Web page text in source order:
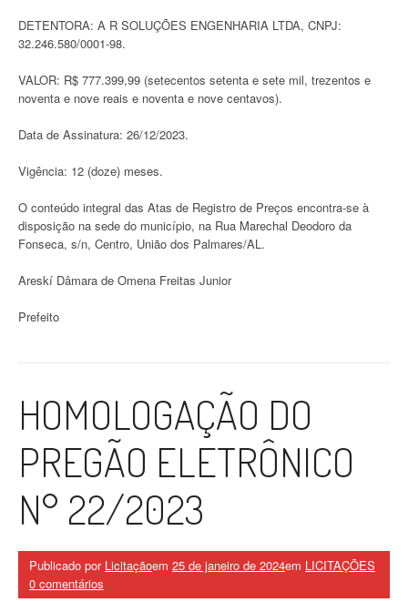
DETENTORA: A R SOLUÇÕES ENGENHARIA LTDA, CNPJ:
32.246.580/0001-98.
VALOR: R$ 777.399,99 (setecentos setenta e sete mil, trezentos e
noventa e nove reais e noventa e nove centavos).
Data de Assinatura: 26/12/2023.
Vigência: 12 (doze) meses.
O conteúdo integral das Atas de Registro de Preços encontra-se à
disposição na sede do município, na Rua Marechal Deodoro da
Fonseca, s/n, Centro, União dos Palmares/AL.
Areskí Dâmara de Omena Freitas Junior
Prefeito
HOMOLOGAÇÃO DO
PREGÃO ELETRÔNICO
N° 22/2023
Publicado por Licitaçãoem 25 de janeiro de 2024em LICITAÇÕES
0 comentários